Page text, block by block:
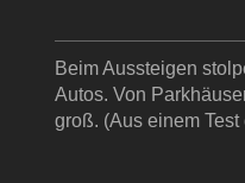
Beim Aussteigen
Autos. Von
groß. (Aus einem